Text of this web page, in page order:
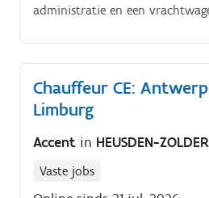
administratie en een
Chauffeur CE:
Limburg
Accent in HEUSDEN-ZOLDER
Vaste jobs